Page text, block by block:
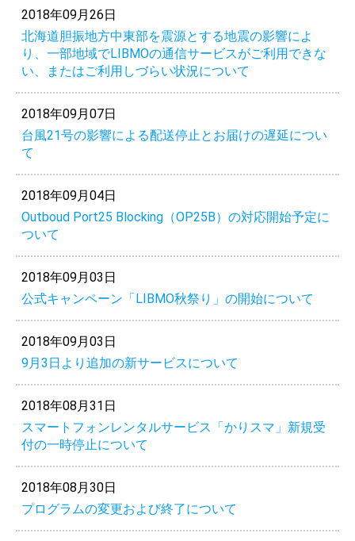
2018年09月26日
北海道胆振地方中東部を震源とする地震の影響によ
り、一部地域でLIBMOの通信サービスがご利用できな
い、またはご利用しづらい状況について
2018年09月07日
台風21号の影響による配送停止とお届けの遅延につい
て
2018年09月04日
Outboud Port25 Blocking（OP25B）の対応開始予定に
ついて
2018年09月03日
公式キャンペーン「LIBMO秋祭り」の開始について
2018年09月03日
9月3日より追加の新サービスについて
2018年08月31日
スマートフォンレンタルサービス「かりスマ」新規受
付の一時停止について
2018年08月30日
プログラムの変更および終了について